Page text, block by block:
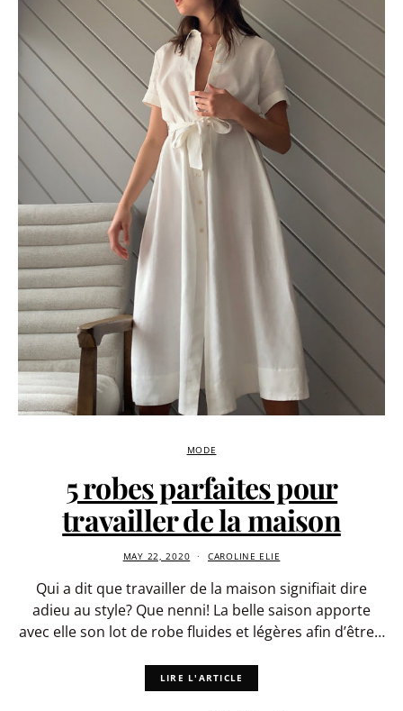
MODE
5 robes parfaites pour
travailler de la maison
MAY 22, 2020 CAROLINE ELIE
Qui a dit que travailler de la maison signifiait dire
adieu au style? Que nenni! La belle saison apporte
avec elle son lot de robe fluides et légères afin d’être…
LIRE L'ARTICLE